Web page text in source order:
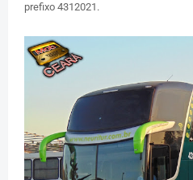
prefixo 4312021.